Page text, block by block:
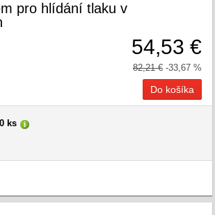
pro hlídání tlaku v
54,53 €
82,21 € -33,67 %
ks